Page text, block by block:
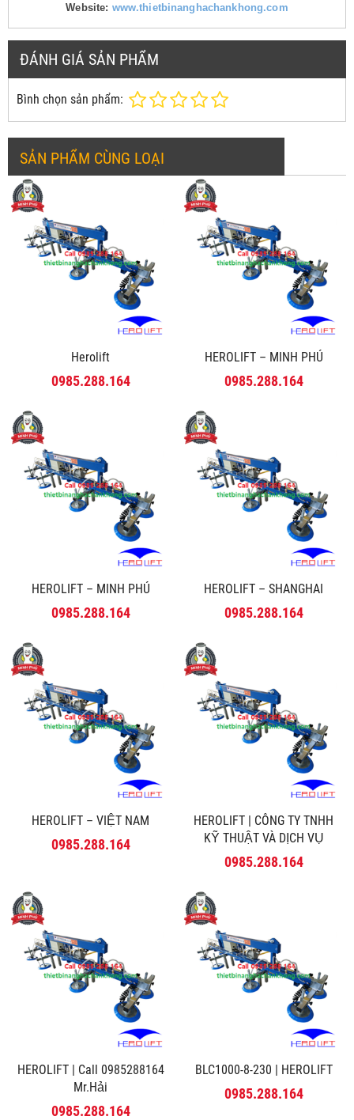
Website: www.thietbinanghachankhong.com
ĐÁNH GIÁ SẢN PHẨM
Bình chọn sản phẩm:
SẢN PHẨM CÙNG LOẠI
Herolift
0985.288.164
HEROLIFT – MINH PHÚ
0985.288.164
HEROLIFT – MINH PHÚ
0985.288.164
HEROLIFT – SHANGHAI
0985.288.164
HEROLIFT – VIỆT NAM
0985.288.164
HEROLIFT | CÔNG TY TNHH
KỸ THUẬT VÀ DỊCH VỤ
MINH PHÚ
0985.288.164
HEROLIFT | Call 0985288164
Mr.Hải
0985.288.164
BLC1000-8-230 | HEROLIFT
0985.288.164